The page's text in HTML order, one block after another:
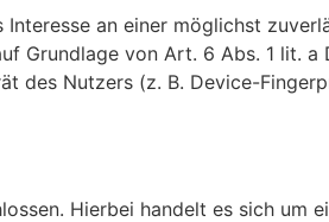
an einer möglichst
Grundlage von Art. 6 Abs. 1 lit. a
des Nutzers (z. B. Device-
Hierbei handelt es sich um